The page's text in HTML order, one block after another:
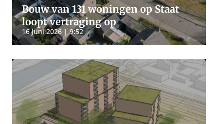
Bouw van 131 woningen op Staat
loopt vertraging op
16 Juni 2026 | 9:52